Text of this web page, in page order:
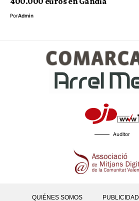
PorAdmin
Auditor
QUIÉNES SOMOS PUBLICIDAD